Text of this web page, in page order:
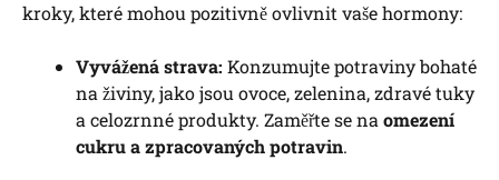
kroky, které mohou pozitivně ovlivnit vaše hormony:
Vyvážená strava: Konzumujte potraviny bohaté
na živiny, jako jsou ovoce, zelenina, zdravé tuky
a celozrnné produkty. Zaměřte se naomezení
cukru a zpracovaných potravin.